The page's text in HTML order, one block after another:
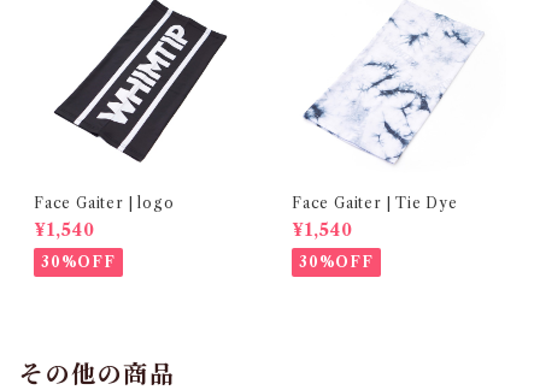
Face Gaiter | logo
¥1,540
30%OFF
Face Gaiter | Tie Dye
¥1,540
30%OFF
その他の商品